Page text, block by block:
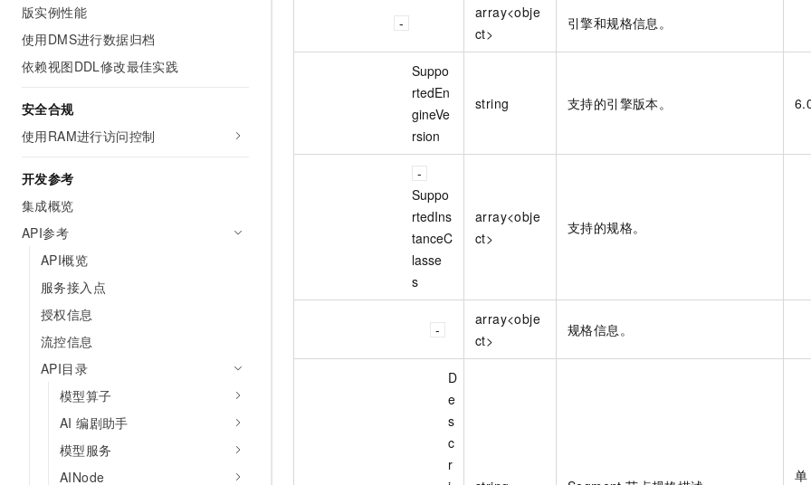
版实例性能
使用DMS进行数据归档
依赖视图DDL修改最佳实践
安全合规
使用RAM进行访问控制
开发参考
集成概览
API参考
API概览
服务接入点
授权信息
流控信息
API目录
模型算子
AI 编剧助手
模型服务
AINode
array<obje
ct>
引擎和规格信息。
Suppo
rtedEn
gineVe
rsion
string 支持的引擎版本。
Suppo
rtedIns
tanceC
lasse
s
array<obje
ct>
支持的规格。
array<obje
ct>
规格信息。
D
e
s
c
r
单